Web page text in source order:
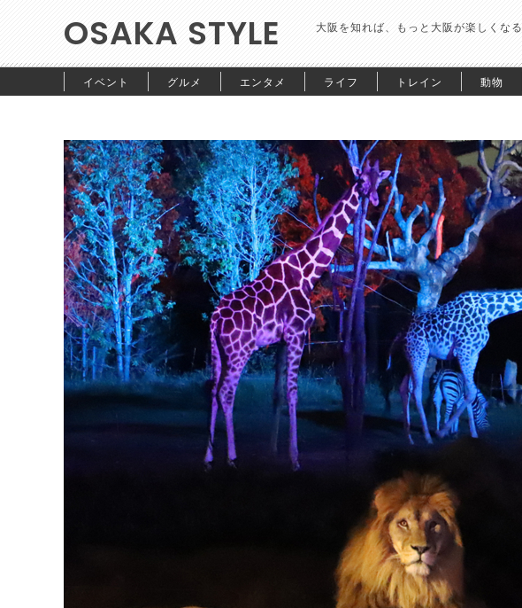
OSAKA STYLE 大阪を知れば、もっと大阪が楽しくなる
イベント グルメ エンタメ ライフ トレイン 動物